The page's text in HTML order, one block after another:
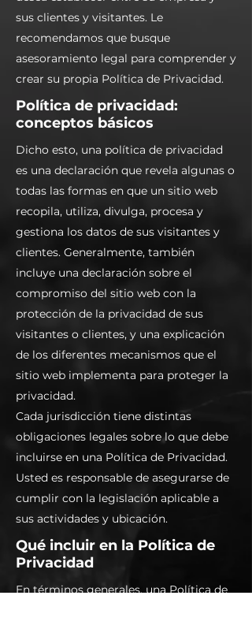
sus clientes y visitantes. Le
recomendamos que busque
asesoramiento legal para comprender y
crear su propia Política de Privacidad.
Política de privacidad:
conceptos básicos
Dicho esto, una política de privacidad
es una declaración que revela algunas o
todas las formas en que un sitio web
recopila, utiliza, divulga, procesa y
gestiona los datos de sus visitantes y
clientes. Generalmente, también
incluye una declaración sobre el
compromiso del sitio web con la
protección de la privacidad de sus
visitantes o clientes, y una explicación
de los diferentes mecanismos que el
sitio web implementa para proteger la
privacidad.
Cada jurisdicción tiene distintas
obligaciones legales sobre lo que debe
incluirse en una Política de Privacidad.
Usted es responsable de asegurarse de
cumplir con la legislación aplicable a
sus actividades y ubicación.
Qué incluir en la Política de
Privacidad
En términos generales, una Política de